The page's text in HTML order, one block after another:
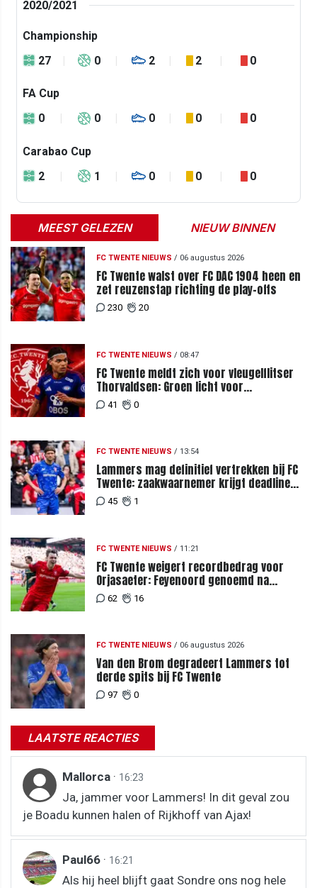
2020/2021
Championship
27
0 2 2 0
FA Cup
0
0 0 0 0
Carabao Cup
2
1 0 0 0
MEEST GELEZEN NIEUW BINNEN
FC TWENTE NIEUWS / 06 augustus 2026
FC Twente walst over FC DAC 1904 heen en
zet reuzenstap richting de play-offs
230 20
FC TWENTE NIEUWS / 08:47
FC Twente meldt zich voor vleugelflitser
Thorvaldsen: Groen licht voor
miljoenenbod
41 0
FC TWENTE NIEUWS / 13:54
Lammers mag definitief vertrekken bij FC
Twente: zaakwaarnemer krijgt deadline
vanwege komst vervanger
45 1
FC TWENTE NIEUWS / 11:21
FC Twente weigert recordbedrag voor
Orjasaeter: Feyenoord genoemd na
megabod
62 16
FC TWENTE NIEUWS / 06 augustus 2026
Van den Brom degradeert Lammers tot
derde spits bij FC Twente
97 0
LAATSTE REACTIES
Mallorca · 16:23
Ja, jammer voor Lammers! In dit geval zou
je Boadu kunnen halen of Rijkhoff van Ajax!
Paul66 · 16:21
Als hij heel blijft gaat Sondre ons nog hele